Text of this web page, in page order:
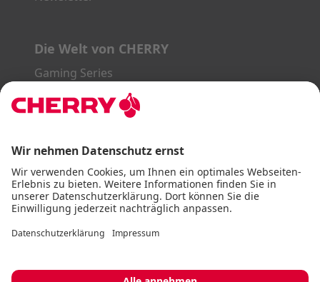
Die Welt von CHERRY
Gaming Series
SLIM Line
Unsere Partner:
PayPal Visa MastercardAmerican Express
DHL